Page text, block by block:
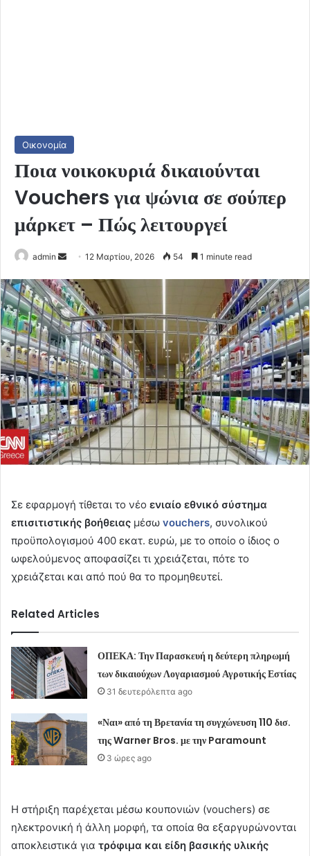
Οικονομία
Ποια νοικοκυριά δικαιούνται
Vouchers για ψώνια σε σούπερ
μάρκετ – Πώς λειτουργεί
admin
Send
email
12 Μαρτίου, 2026 54 1 minute read
Σε εφαρμογή τίθεται το νέο ενιαίο εθνικό σύστημα
επισιτιστικής βοήθειας μέσω vouchers, συνολικού
προϋπολογισμού 400 εκατ. ευρώ, με το οποίο ο ίδιος ο
ωφελούμενος αποφασίζει τι χρειάζεται, πότε το
χρειάζεται και από πού θα το προμηθευτεί.
Related Articles
ΟΠΕΚΑ: Την Παρασκευή η δεύτερη πληρωμή
των δικαιούχων Λογαριασμού Αγροτικής Εστίας
31 δευτερόλεπτα ago
«Ναι» από τη Βρετανία τη συγχώνευση 110 δισ.
της Warner Bros. με την Paramount
3 ώρες ago
Η στήριξη παρέχεται μέσω κουπονιών (vouchers) σε
ηλεκτρονική ή άλλη μορφή, τα οποία θα εξαργυρώνονται
αποκλειστικά για τρόφιμα και είδη βασικής υλικής